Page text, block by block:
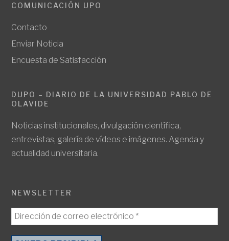
COMUNICACIÓN UPO
Contacto
Enviar Noticia
Encuesta de Satisfacción
DUPO – DIARIO DE LA UNIVERSIDAD PABLO DE
OLAVIDE
Noticias institucionales, divulgación científica,
entrevistas, galería de vídeos e imágenes. Agenda y
actualidad universitaria.
NEWSLETTER